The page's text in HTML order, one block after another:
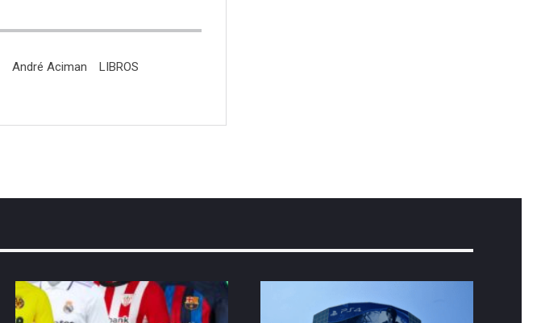
André Aciman
LIBROS